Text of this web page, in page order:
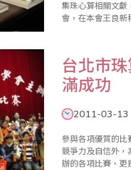
集珠心算相關文獻
會，在本會王良新
台北市
滿成功
2011-03-13
參與各項優質的
競爭力及自信外
辦的各項比賽，更是各參賽單位和